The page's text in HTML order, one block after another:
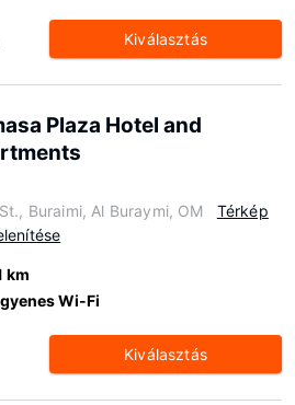
Kiválasztás
Plaza Hotel and
Buraimi, Al Buraymi, OM
Térkép
km
Wi-Fi
Kiválasztás